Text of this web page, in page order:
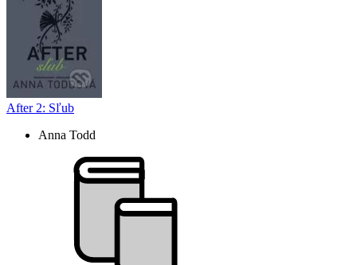
After 2: Sľub
Anna Todd